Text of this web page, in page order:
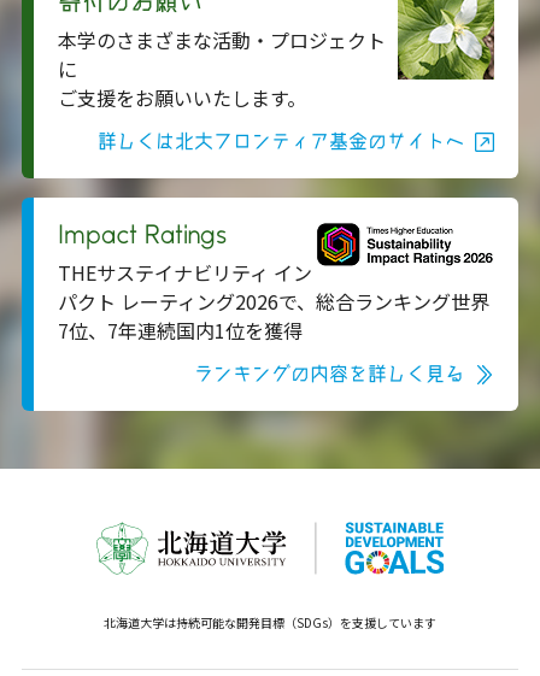
本学のさまざまな活動・プロジェクト
に
ご支援をお願いいたします。
詳しくは北大フロンティア基金のサイトへ
Impact Ratings
THEサステイナビリティ イン
パクト レーティング2026で、総合ランキング世界
7位、7年連続国内1位を獲得
ランキングの内容を詳しく見る
北海道大学は持続可能な開発目標（SDGs）を支援しています